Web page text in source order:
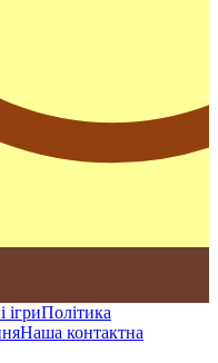
ігриПолітика
Наша контактна